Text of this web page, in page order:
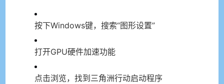
按下Windows键，搜索“图形设置”
打开GPU硬件加速功能
点击浏览，找到三角洲行动启动程序